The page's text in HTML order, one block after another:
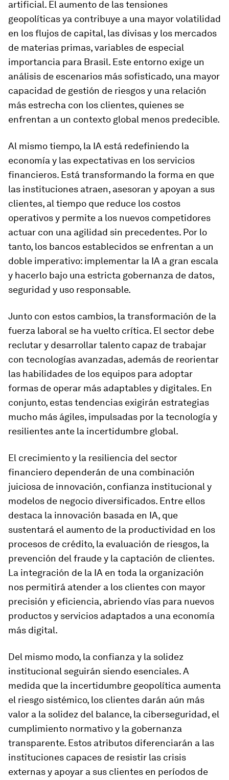
artificial. El aumento de las tensiones
geopolíticas ya contribuye a una mayor volatilidad
en los flujos de capital, las divisas y los mercados
de materias primas, variables de especial
importancia para Brasil. Este entorno exige un
análisis de escenarios más sofisticado, una mayor
capacidad de gestión de riesgos y una relación
más estrecha con los clientes, quienes se
enfrentan a un contexto global menos predecible.
Al mismo tiempo, la IA está redefiniendo la
economía y las expectativas en los servicios
financieros. Está transformando la forma en que
las instituciones atraen, asesoran y apoyan a sus
clientes, al tiempo que reduce los costos
operativos y permite a los nuevos competidores
actuar con una agilidad sin precedentes. Por lo
tanto, los bancos establecidos se enfrentan a un
doble imperativo: implementar la IA a gran escala
y hacerlo bajo una estricta gobernanza de datos,
seguridad y uso responsable.
Junto con estos cambios, la transformación de la
fuerza laboral se ha vuelto crítica. El sector debe
reclutar y desarrollar talento capaz de trabajar
con tecnologías avanzadas, además de reorientar
las habilidades de los equipos para adoptar
formas de operar más adaptables y digitales. En
conjunto, estas tendencias exigirán estrategias
mucho más ágiles, impulsadas por la tecnología y
resilientes ante la incertidumbre global.
El crecimiento y la resiliencia del sector
financiero dependerán de una combinación
juiciosa de innovación, confianza institucional y
modelos de negocio diversificados. Entre ellos
destaca la innovación basada en IA, que
sustentará el aumento de la productividad en los
procesos de crédito, la evaluación de riesgos, la
prevención del fraude y la captación de clientes.
La integración de la IA en toda la organización
nos permitirá atender a los clientes con mayor
precisión y eficiencia, abriendo vías para nuevos
productos y servicios adaptados a una economía
más digital.
Del mismo modo, la confianza y la solidez
institucional seguirán siendo esenciales. A
medida que la incertidumbre geopolítica aumenta
el riesgo sistémico, los clientes darán aún más
valor a la solidez del balance, la ciberseguridad, el
cumplimiento normativo y la gobernanza
transparente. Estos atributos diferenciarán a las
instituciones capaces de resistir las crisis
externas y apoyar a sus clientes en períodos de